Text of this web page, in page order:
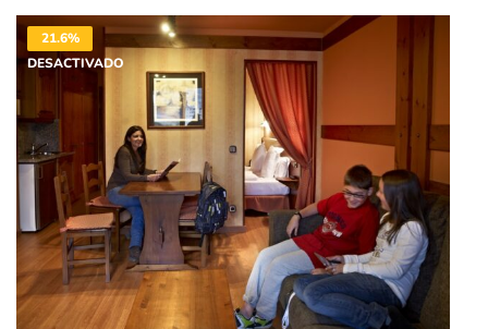
21.6%
DESACTIVADO